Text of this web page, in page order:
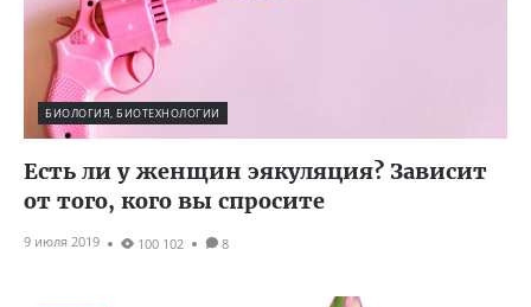
БИОЛОГИЯ, БИОТЕХНОЛОГИИ
Есть ли у женщин эякуляция? Зависит
от того, кого вы спросите
9 июля 2019 100 102 8